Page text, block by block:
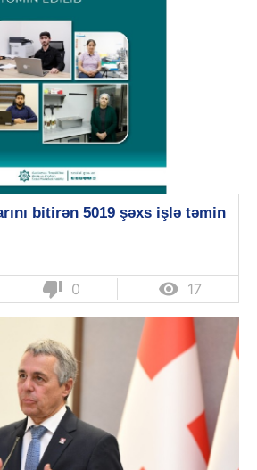
bitirən 5019 şəxs işlə təmin
thumb_down 0  17